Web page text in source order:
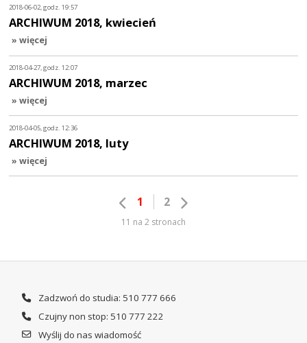
2018-06-02, godz. 19:57
ARCHIWUM 2018, kwiecień
» więcej
2018-04-27, godz. 12:07
ARCHIWUM 2018, marzec
» więcej
2018-04-05, godz. 12:36
ARCHIWUM 2018, luty
» więcej
1 2
11 na 2 stronach
Zadzwoń do studia: 510 777 666
Czujny non stop: 510 777 222
Wyślij do nas wiadomość